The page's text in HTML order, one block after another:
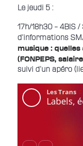
Le jeudi 5 :
17h/18h30 – 4BIS
d’informations
musique :
(FONPEPS,
suivi d’un apéro (